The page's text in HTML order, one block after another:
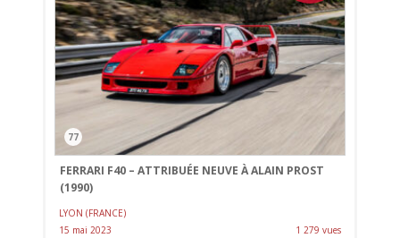
77
FERRARI F40 – ATTRIBUÉE NEUVE À ALAIN PROST
(1990)
LYON (FRANCE)
15 mai 2023
1 279 vues